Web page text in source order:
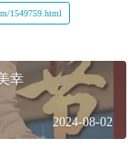
1549759.html
幸
2024-08-02